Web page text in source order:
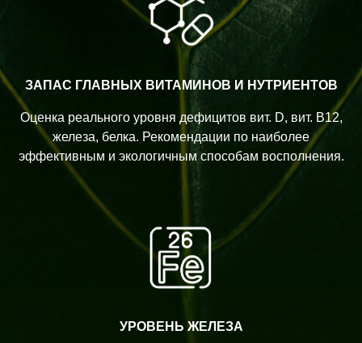
ЗАПАС ГЛАВНЫХ ВИТАМИНОВ И НУТРИЕНТОВ
Оценка реального уровня дефицитов вит. D, вит. B12,
железа, белка. Рекомендации по наиболее
эффективным и экологичным способам восполнения.
УРОВЕНЬ ЖЕЛЕЗА